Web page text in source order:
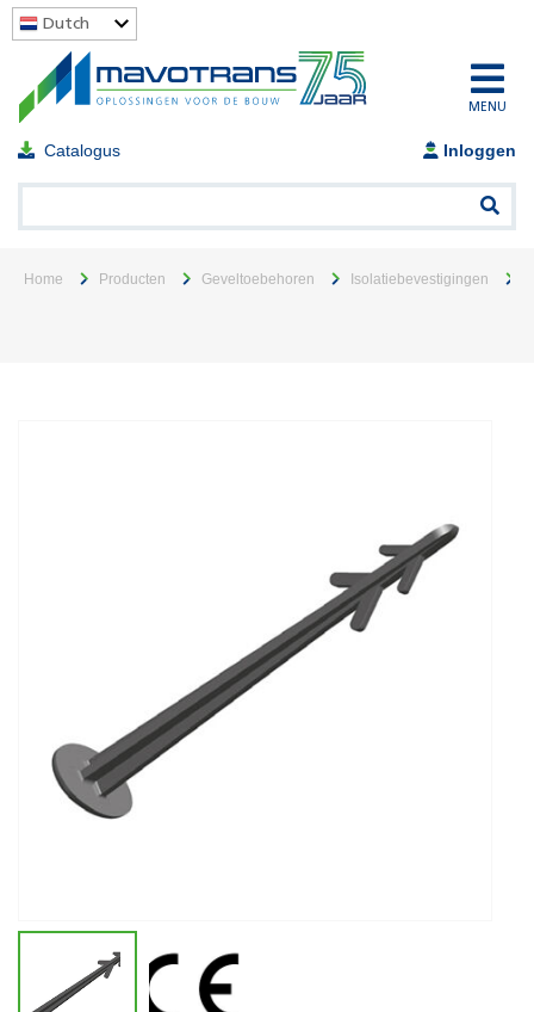
Dutch
MENU
Catalogus Inloggen
Home Producten Geveltoebehoren Isolatiebevestigingen